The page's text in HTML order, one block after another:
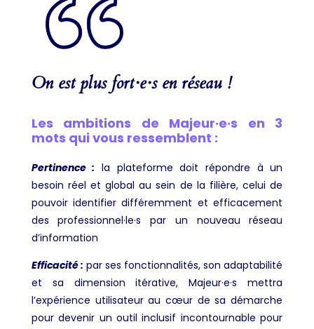
On est plus fort·e·s en réseau !
Les ambitions de Majeur·e·s en 3
mots qui vous ressemblent :
Pertinence : la plateforme doit répondre à un
besoin réel et global au sein de la filière, celui de
pouvoir identifier différemment et efficacement
des professionnel·le·s par un nouveau réseau
d’information
Efficacité : par ses fonctionnalités, son adaptabilité
et sa dimension itérative, Majeur·e·s mettra
l’expérience utilisateur au cœur de sa démarche
pour devenir un outil inclusif incontournable pour